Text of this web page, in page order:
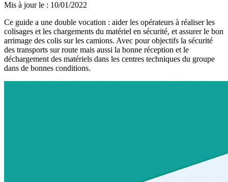
Mis à jour le : 10/01/2022
Ce guide a une double vocation : aider les opérateurs à réaliser les
colisages et les chargements du matériel en sécurité, et assurer le bon
arrimage des colis sur les camions. Avec pour objectifs la sécurité
des transports sur route mais aussi la bonne réception et le
déchargement des matériels dans les centres techniques du groupe
dans de bonnes conditions.